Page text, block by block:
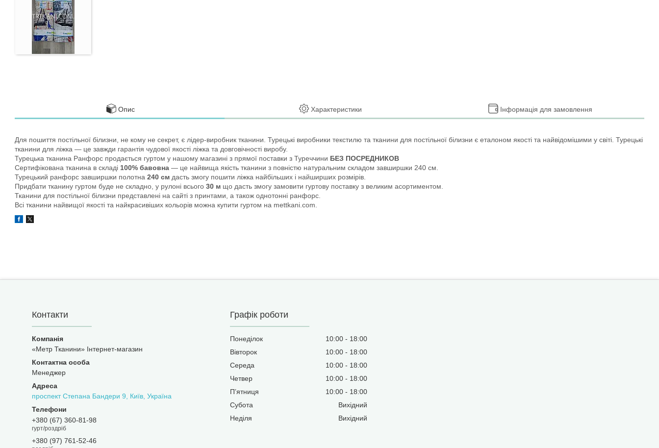
Опис Характеристики Інформація для замовлення
Для пошиття постільної білизни, не кому не секрет, є лідер-виробник тканини. Турецькі виробники текстилю та тканини для постільної білизни є еталоном якості та найвідомішими у світі. Турецькі
тканини для ліжка — це завжди гарантія чудової якості ліжка та довговічності виробу.
Турецька тканина Ранфорс продається гуртом у нашому магазині з прямої поставки з Туреччини БЕЗ ПОСРЕДНИКОВ
Сертифікована тканина в складі 100% бавовна — це найвища якість тканини з повністю натуральним складом завширшки 240 см.
Турецький ранфорс завширшки полотна 240 см дасть змогу пошити ліжка найбільших і найширших розмірів.
Придбати тканину гуртом буде не складно, у рулоні всього 30 м що дасть змогу замовити гуртову поставку з великим асортиментом.
Тканини для постільної білизни представлені на сайті з принтами, а також однотонні ранфорс.
Всі тканини найвищої якості та найкрасивіших кольорів можна купити гуртом на mettkani.com.
Контакти
«Метр Тканини» Інтернет-магазин
Менеджер
проспект Степана Бандери 9, Київ, Україна
+380 (67) 360-81-98
гурт/роздріб
+380 (97) 761-52-46
Графік роботи
Понеділок 10:00
18:00
Вівторок
10:00
18:00
Середа
10:00
18:00
Четвер
10:00
18:00
Пʼятниця
10:00
18:00
Субота
Вихідний
Неділя
Вихідний